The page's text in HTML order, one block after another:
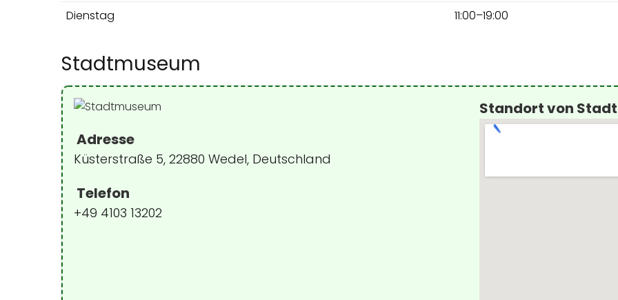
Dienstag
11:00–19:00
Stadtmuseum
Adresse
Küsterstraße 5, 22880 Wedel, Deutschland
Telefon
+49 4103 13202
Standort von